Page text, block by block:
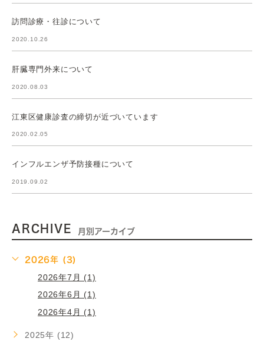
訪問診療・往診について
2020.10.26
肝臓専門外来について
2020.08.03
江東区健康診査の締切が近づいています
2020.02.05
インフルエンザ予防接種について
2019.09.02
ARCHIVE 月別アーカイブ
2026年 (3)
2026年7月 (1)
2026年6月 (1)
2026年4月 (1)
2025年 (12)